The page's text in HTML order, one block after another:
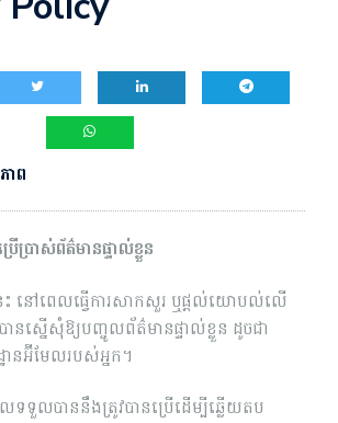
ាព
ប្រាស់ព័ត៌មានផ្ទាល់ខ្លួន
នៅពេលធ្វើការសាកសួរ ឬផ្តល់យោបល់លើ
បានស្នើសុំឱ្យបញ្ចូលព័ត៌មានផ្ទាល់ខ្លួន ដូចជា
នអ៊ីមែលរបស់អ្នក។
លទទួលបាននឹងត្រូវបានប្រើដើម្បីឆ្លើយតប